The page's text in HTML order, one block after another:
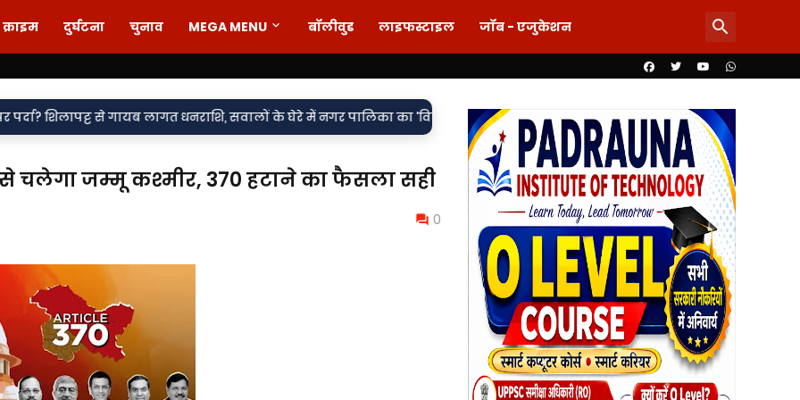
क्राइम दुर्घटना चुनाव MEGA MENU बॉलीवुड लाइफस्टाइल जॉब - एजुकेशन
से गायब लागत धनराशि, सवालों के घेरे में नगर पालिका का 'विकास मॉडल'• ऑपरेशन के बाद बुझ गई जिंदगी, संस्कृत्य हॉस्पिटल पर लापरवाही के
चलेगा जम्मू कश्मीर, 370 हटाने का फैसला सही
0